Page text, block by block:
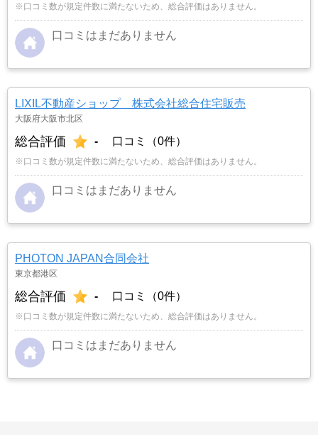
※口コミ数が規定件数に満たないため、総合評価はありません。
口コミはまだありません
LIXIL不動産ショップ 株式会社総合住宅販売
大阪府大阪市北区
総合評価 - 口コミ（0件）
※口コミ数が規定件数に満たないため、総合評価はありません。
口コミはまだありません
PHOTON JAPAN合同会社
東京都港区
総合評価 - 口コミ（0件）
※口コミ数が規定件数に満たないため、総合評価はありません。
口コミはまだありません